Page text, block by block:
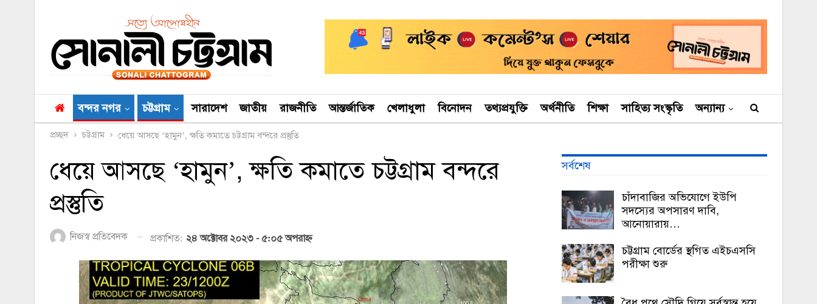
বন্দর নগর চট্টগ্রাম সারাদেশ জাতীয় রাজনীতি আন্তর্জাতিক খেলাধুলা বিনোদন তথ্যপ্রযুক্তি অর্থনীতি শিক্ষা সাহিত্য সংস্কৃতি অন্যান্য
প্রচ্ছদ চট্টগ্রাম ধেয়ে আসছে ‘হামুন’, ক্ষতি কমাতে চট্টগ্রাম বন্দরে প্রস্তুতি
ধেয়ে আসছে ‘হামুন’, ক্ষতি কমাতে চট্টগ্রাম বন্দরে
প্রস্তুতি
নিজস্ব প্রতিবেদক প্রকাশিত: ২৪ অক্টোবর ২০২৩ - ৫:০৫ অপরাহ্ণ
সর্বশেষ
চাঁদাবাজির অভিযোগে ইউপি
সদস্যের অপসারণ দাবি,
আনোয়ারায়…
চট্টগ্রাম বোর্ডের স্থগিত এইচএসসি
পরীক্ষা শুরু